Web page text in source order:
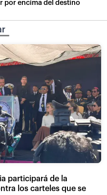
por encima del destino
participará de la
los carteles que se